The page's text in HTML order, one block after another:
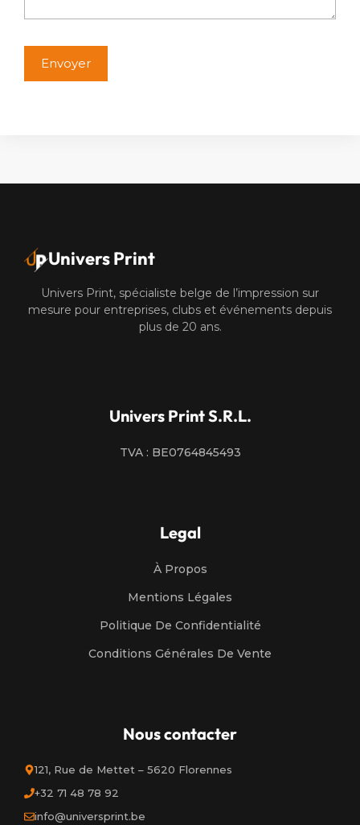
Univers Print
Univers Print, spécialiste belge de l’impression sur
mesure pour entreprises, clubs et événements depuis
plus de 20 ans.
Univers Print S.R.L.
TVA : BE0764845493
Legal
À Propos
Mentions Légales
Politique De Confidentialité
Conditions Générales De Vente
Nous contacter
121, Rue de Mettet – 5620 Florennes
+32 71 48 78 92
info@universprint.be